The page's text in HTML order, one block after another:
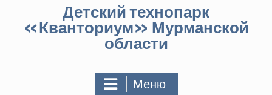
Детский технопарк
«Кванториум» Мурманской
области
Меню